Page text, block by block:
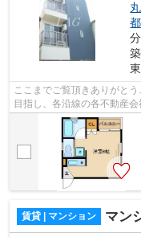
分
ここまでご覧頂きありがと
目指し、各沿線の各不動産
様へ提供しております！最新
賃貸 | マンション マン